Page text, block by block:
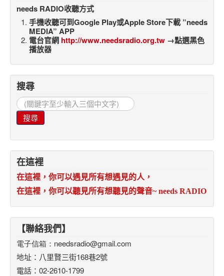
needs RADIO收聽方式
手機收聽可到Google Play或Apple Store下載 ”needs
MEDIA” APP
電台官網 http://www.needsradio.org.tw →點選黑色
播放器
搜尋
搜
尋...
搜尋
在這裡
在這裡，你可以遇見所有想遇見的人，
在這裡，你可以聽見所有想聽見的聲音~ needs RADIO
【聯絡我們】
電子信箱： needsradio@gmail.com
地址：八里賢三街168巷2號
電話：02-2610-1799